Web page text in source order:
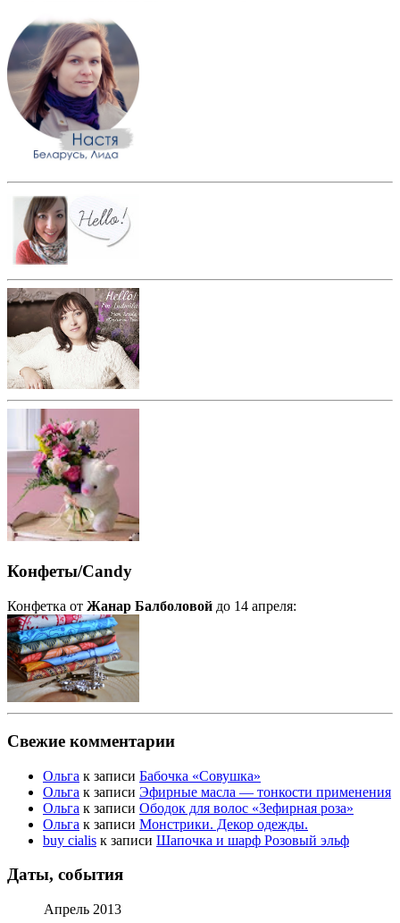
Конфеты/Candy
Конфетка от Жанар Балболовой до 14 апреля:
Свежие комментарии
Ольга к записи Бабочка «Совушка»
Ольга к записи Эфирные масла — тонкости применения
Ольга к записи Ободок для волос «Зефирная роза»
Ольга к записи Монстрики. Декор одежды.
buy cialis к записи Шапочка и шарф Розовый эльф
Даты, события
Апрель 2013